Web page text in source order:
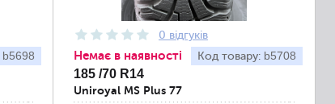
b5698
0 відгуків
Код товару: b5708
Немає в наявності
185 /70 R14
Uniroyal MS Plus 77